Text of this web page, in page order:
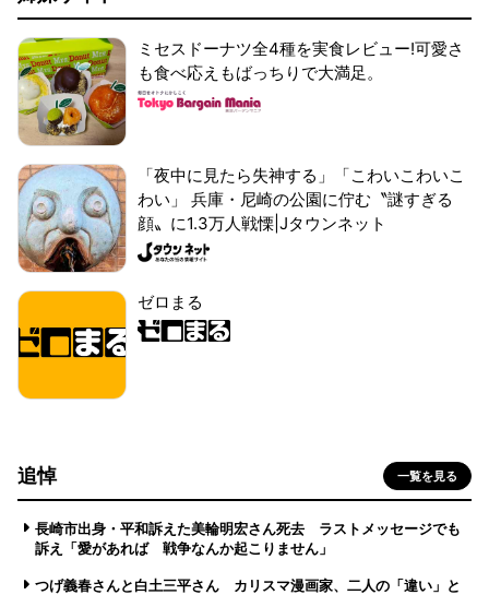
ミセスドーナツ全4種を実食レビュー!可愛さ
も食べ応えもばっちりで大満足。
「夜中に見たら失神する」「こわいこわいこ
わい」 兵庫・尼崎の公園に佇む〝謎すぎる
顔〟に1.3万人戦慄|Jタウンネット
ゼロまる
追悼 一覧を見る
長崎市出身・平和訴えた美輪明宏さん死去 ラストメッセージでも
訴え「愛があれば 戦争なんか起こりません」
つげ義春さんと白土三平さん カリスマ漫画家、二人の「違い」と